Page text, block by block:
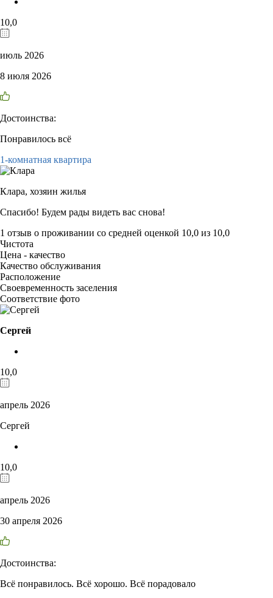
10,0
июль 2026
8 июля 2026
Достоинства:
Понравилось всё
1-комнатная квартира
Клара, хозяин жилья
Спасибо! Будем рады видеть вас снова!
1 отзыв о проживании со средней оценкой 10,0 из 10,0
Чистота
Цена - качество
Качество обслуживания
Расположение
Своевременность заселения
Соответствие фото
Сергей
10,0
апрель 2026
Сергей
10,0
апрель 2026
30 апреля 2026
Достоинства:
Всё понравилось. Всё хорошо. Всё порадовало